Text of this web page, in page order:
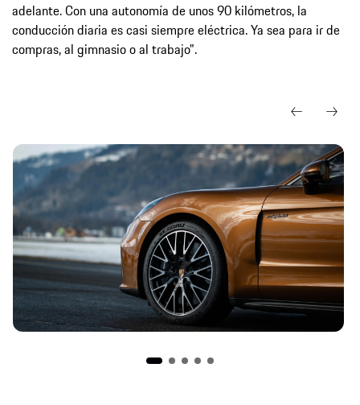
adelante. Con una autonomía de unos 90 kilómetros, la
conducción diaria es casi siempre eléctrica. Ya sea para ir de
compras, al gimnasio o al trabajo".